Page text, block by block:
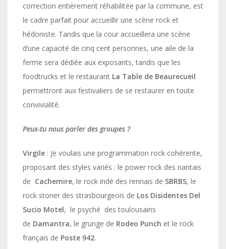
correction entièrement réhabilitée par la commune, est
le cadre parfait pour accueillir une scène rock et
hédoniste. Tandis que la cour accueillera une scène
d’une capacité de cinq cent personnes, une aile de la
ferme sera dédiée aux exposants, tandis que les
foodtrucks et le restaurant La Table de Beaurecueil
permettront aux festivaliers de se restaurer en toute
convivialité.
Peux-tu nous parler des groupes ?
Virgile : Je voulais une programmation rock cohérente,
proposant des styles variés : le power rock des nantais
de Cachemire, le rock indé des rennais de SBRBS, le
rock stoner des strasbourgeois de Los Disidentes Del
Sucio Motel, le psyché des toulousains
de Damantra, le grunge de Rodeo Punch et le rock
français de Poste 942.